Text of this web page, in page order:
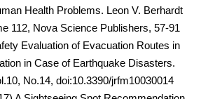
Health Problems. Leon V. Berhardt
112, Nova Science Publishers, 57-91
Evaluation of Evacuation Routes in
in Case of Earthquake Disasters.
No.14, doi:10.3390/jrfm10030014